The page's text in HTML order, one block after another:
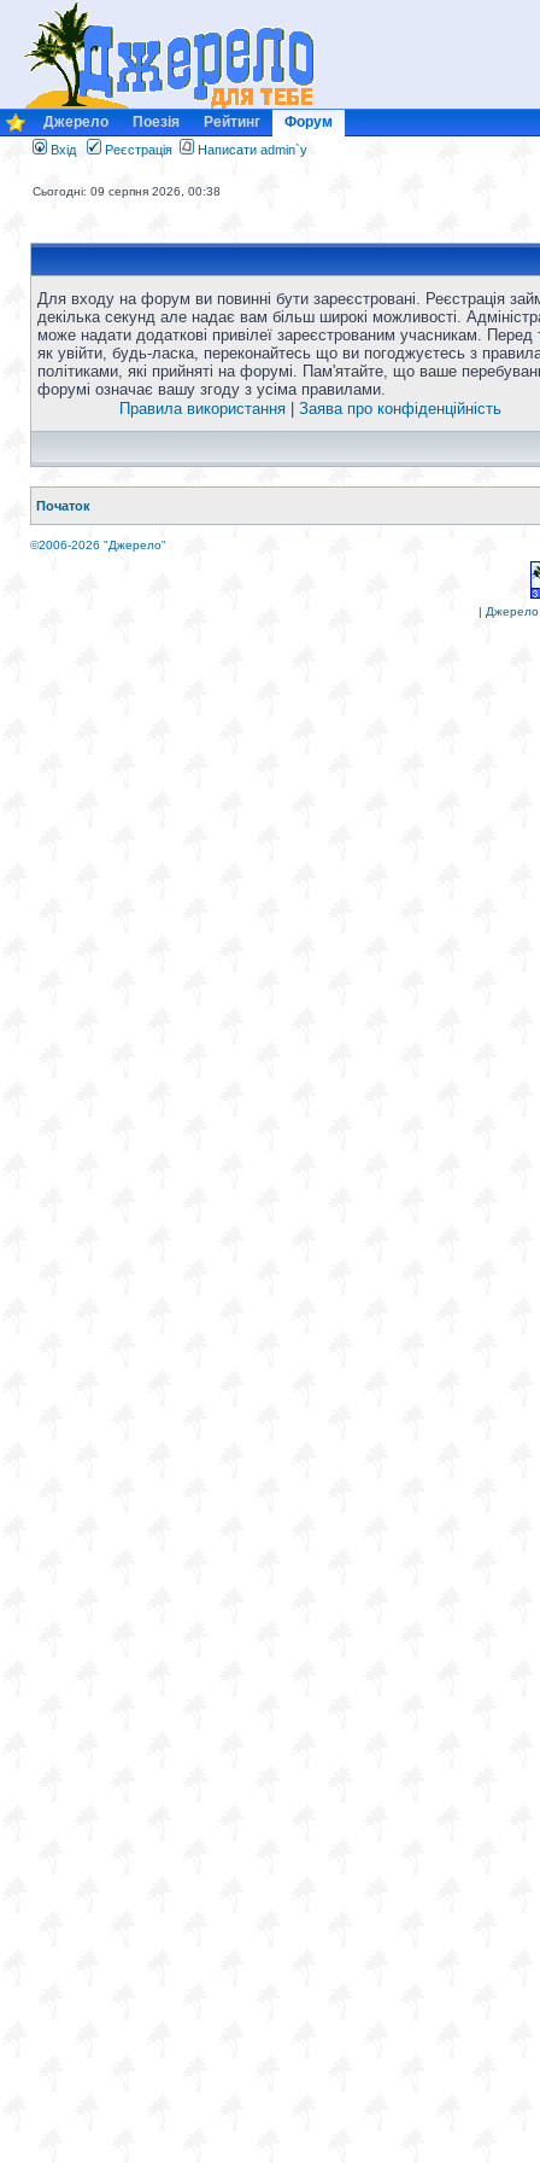
Джерело Поезія Рейтинг Форум
Вхід Реєстрація Написати admin`у
Сьогодні: 09 серпня 2026, 00:38
Для входу на форум ви повинні бути зареєстровані. Реєстрація
декілька секунд але надає вам більш широкі можливості.
може надати додаткові привілеї зареєстрованим учасникам. Перед
як увійти, будь-ласка, переконайтесь що ви погоджуєтесь з
політиками, які прийняті на форумі. Пам'ятайте, що ваше
форумі означає вашу згоду з усіма правилами.
Правила використання
Заява про конфіденційність
Початок
©2006-2026 "Джерело"
| Джерело